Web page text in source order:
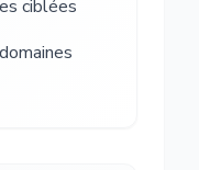
ciblées